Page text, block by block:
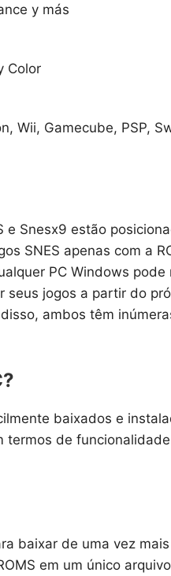
y más
Color
Wii, Gamecube, PSP,
Snesx9 estão
SNES apenas com a
PC Windows
jogos a partir do
ambos têm
baixados e
de
baixar de uma vez
em um único